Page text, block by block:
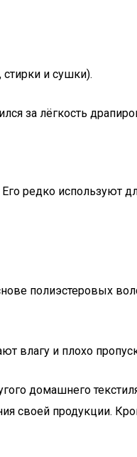
стирки и сушки).
за лёгкость
Его редко
влагу и плохо
домашнего
своей продукции.